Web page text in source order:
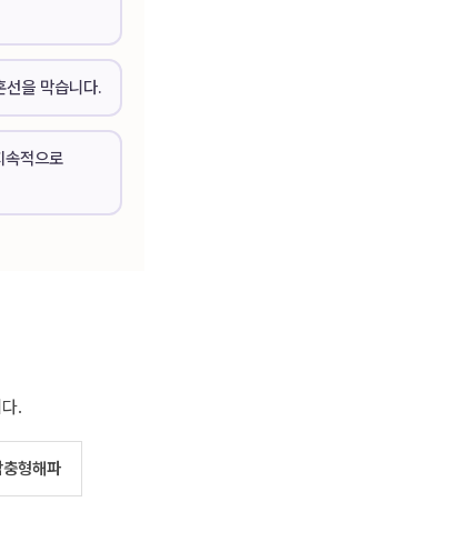
선을 막습니다.
속적으로
.
충형해파